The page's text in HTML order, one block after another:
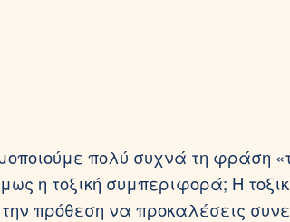
πολύ συχνά τη φράση
η τοξική συμπεριφορά; Η
πρόθεση να προκαλέσεις